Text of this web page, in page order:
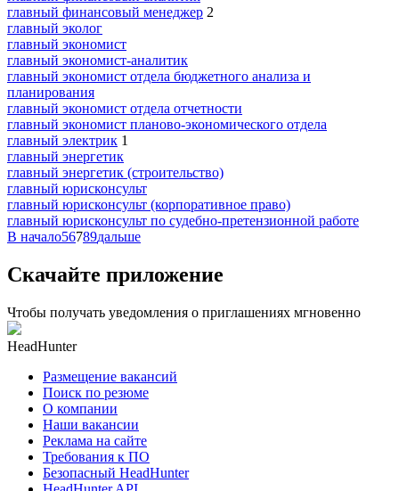
главный финансовый менеджер 2
главный эколог
главный экономист
главный экономист-аналитик
главный экономист отдела бюджетного анализа и
планирования
главный экономист отдела отчетности
главный экономист планово-экономического отдела
главный электрик 1
главный энергетик
главный энергетик (строительство)
главный юрисконсульт
главный юрисконсульт (корпоративное право)
главный юрисконсульт по судебно-претензионной работе
В начало56789дальше
Скачайте приложение
Чтобы получать уведомления о приглашениях мгновенно
HeadHunter
Размещение вакансий
Поиск по резюме
О компании
Наши вакансии
Реклама на сайте
Требования к ПО
Безопасный HeadHunter